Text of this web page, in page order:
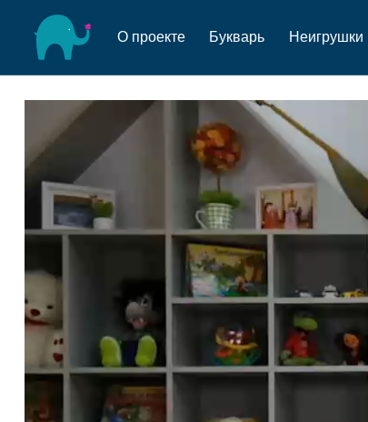
О проекте Букварь Неигрушки